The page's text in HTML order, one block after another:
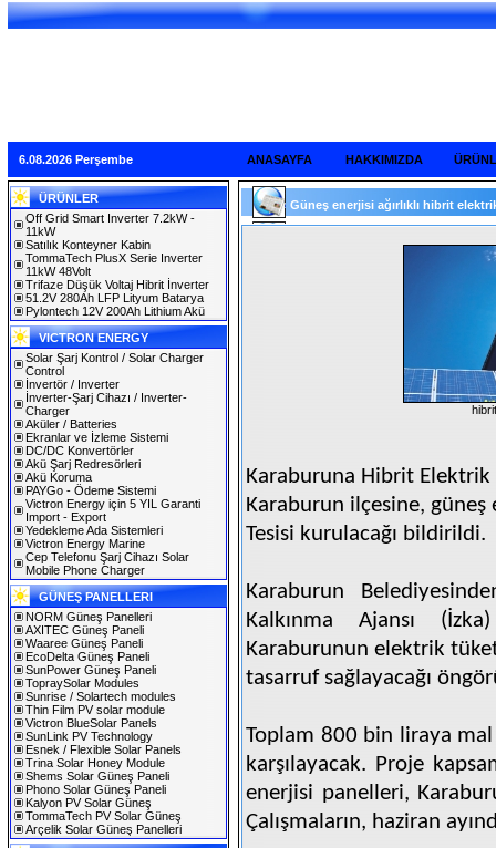
6.08.2026 Perşembe ANASAYFA HAKKIMIZDA
ÜRÜNLER
Off Grid Smart Inverter 7.2kW -
11kW
Satılık Konteyner Kabin
TommaTech PlusX Serie Inverter
11kW 48Volt
Trifaze Düşük Voltaj Hibrit İnverter
51.2V 280Ah LFP Lityum Batarya
Pylontech 12V 200Ah Lithium Akü
VICTRON ENERGY
Solar Şarj Kontrol / Solar Charger
Control
İnvertör / Inverter
İnverter-Şarj Cihazı / Inverter-
Charger
Aküler / Batteries
Ekranlar ve İzleme Sistemi
DC/DC Konvertörler
Akü Şarj Redresörleri
Akü Koruma
PAYGo - Ödeme Sistemi
Victron Energy için 5 YIL Garanti
Import - Export
Yedekleme Ada Sistemleri
Victron Energy Marine
Cep Telefonu Şarj Cihazı Solar
Mobile Phone Charger
GÜNEŞ PANELLERI
NORM Güneş Panelleri
AXITEC Güneş Paneli
Waaree Güneş Paneli
EcoDelta Güneş Paneli
SunPower Güneş Paneli
TopraySolar Modules
Sunrise / Solartech modules
Thin Film PV solar module
Victron BlueSolar Panels
SunLink PV Technology
Esnek / Flexible Solar Panels
Trina Solar Honey Module
Shems Solar Güneş Paneli
Phono Solar Güneş Paneli
Kalyon PV Solar Güneş
TommaTech PV Solar Güneş
Arçelik Solar Güneş Panelleri
Güneş enerjisi ağırlıklı hibrit
Karaburuna Hibrit Elektrik
Karaburun ilçesine,
Tesisi kurulacağı bildirildi.
Karaburun
Kalkınma Ajansı
Karaburunun elektrik
tasarruf sağlayacağı
Toplam 800 bin liraya
karşılayacak. Proje
enerjisi panelleri,
Çalışmaların, haziran